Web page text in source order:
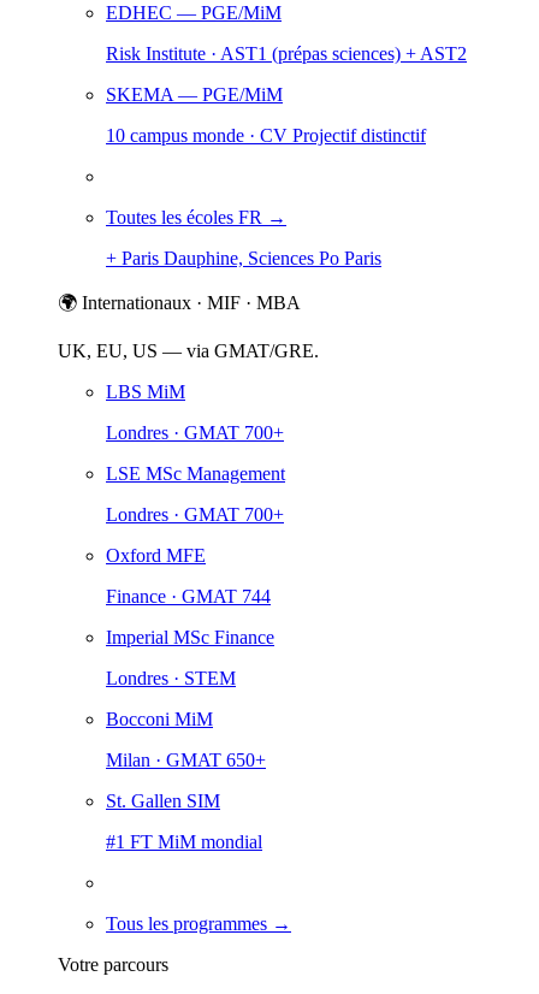
EDHEC — PGE/MiM
Risk Institute · AST1 (prépas sciences) + AST2
SKEMA — PGE/MiM
10 campus monde · CV Projectif distinctif
Toutes les écoles FR →
+ Paris Dauphine, Sciences Po Paris
🌍 Internationaux · MIF · MBA
UK, EU, US — via GMAT/GRE.
LBS MiM
Londres · GMAT 700+
LSE MSc Management
Londres · GMAT 700+
Oxford MFE
Finance · GMAT 744
Imperial MSc Finance
Londres · STEM
Bocconi MiM
Milan · GMAT 650+
St. Gallen SIM
#1 FT MiM mondial
Tous les programmes →
Votre parcours